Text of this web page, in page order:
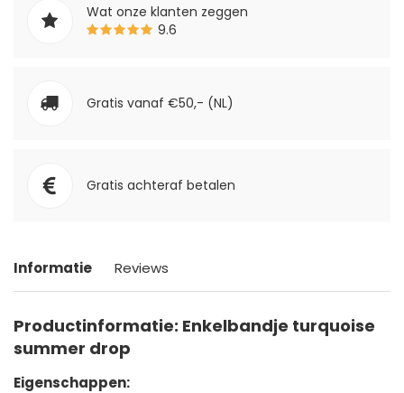
Wat onze klanten zeggen
9.6
Gratis vanaf €50,- (NL)
Gratis achteraf betalen
Informatie Reviews
Productinformatie: Enkelbandje turquoise
summer drop
Eigenschappen: